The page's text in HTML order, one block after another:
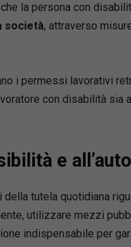
la persona con
società, attraverso
i permessi lavorativi
con disabilità sia
e
tutela quotidiana
utilizzare mezzi
indispensabile per